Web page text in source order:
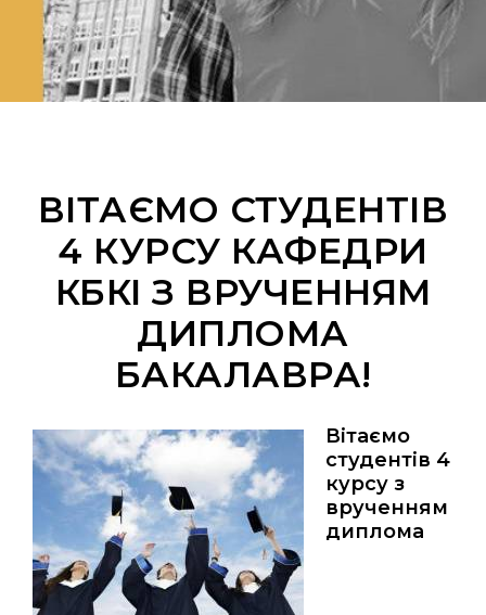
ВІТАЄМО СТУДЕНТІВ
4 КУРСУ КАФЕДРИ
КБКІ З ВРУЧЕННЯМ
ДИПЛОМА
БАКАЛАВРА!
Вітаємо
студентів 4
курсу з
врученням
диплома